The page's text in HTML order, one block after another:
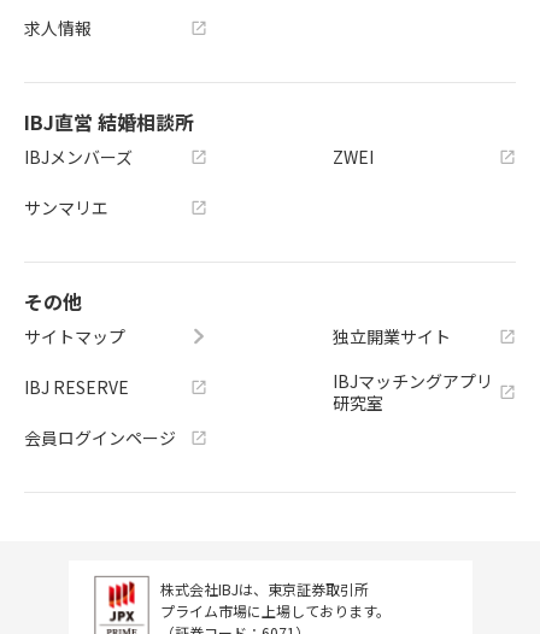
求人情報
IBJ直営 結婚相談所
IBJメンバーズ
サンマリエ
ZWEI
その他
サイトマップ
IBJ RESERVE
会員ログインページ
独立開業サイト
IBJマッチングアプリ
研究室
株式会社IBJは、東京証券取引所
プライム市場に上場しております。